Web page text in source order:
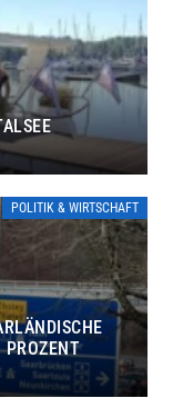
POLITIK & WIRTSCHAFT